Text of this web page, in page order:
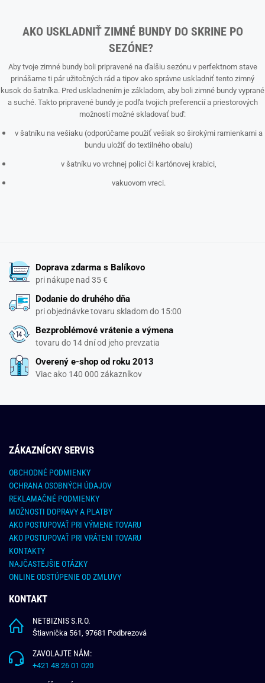
AKO USKLADNIŤ ZIMNÉ BUNDY DO SKRINE PO
SEZÓNE?
Aby tvoje zimné bundy boli pripravené na ďalšiu sezónu v perfektnom stave
prinášame ti pár užitočných rád a tipov ako správne uskladniť tento zimný
kusok do šatníka. Pred uskladnením je základom, aby boli zimné bundy vyprané
a suché. Takto pripravené bundy je podľa tvojich preferencií a priestorových
možností možné skladovať buď:
v šatníku na vešiaku (odporúčame použiť vešiak so širokými ramienkami a
bundu uložiť do textilného obalu)
v šatníku vo vrchnej polici či kartónovej krabici,
vakuovom vreci.
Doprava zdarma s Balíkovo
pri nákupe nad 35 €
Dodanie do druhého dňa
pri objednávke tovaru skladom do 15:00
Bezproblémové vrátenie a výmena
tovaru do 14 dní od jeho prevzatia
Overený e-shop od roku 2013
Viac ako 140 000 zákazníkov
ZÁKAZNÍCKY SERVIS
OBCHODNÉ PODMIENKY
OCHRANA OSOBNÝCH ÚDAJOV
REKLAMAČNÉ PODMIENKY
MOŽNOSTI DOPRAVY A PLATBY
AKO POSTUPOVAŤ PRI VÝMENE TOVARU
AKO POSTUPOVAŤ PRI VRÁTENI TOVARU
KONTAKTY
NAJČASTEJŠIE OTÁZKY
ONLINE ODSTÚPENIE OD ZMLUVY
KONTAKT
NETBIZNIS S.R.O.
Štiavnička 561, 97681 Podbrezová
ZAVOLAJTE NÁM:
+421 48 26 01 020